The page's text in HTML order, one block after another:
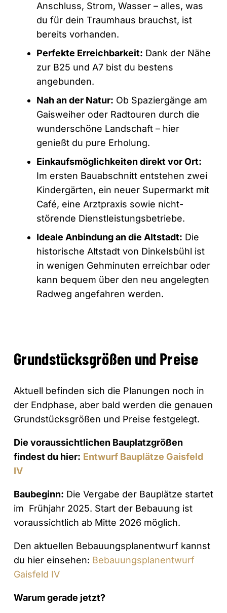
Anschluss, Strom, Wasser – alles, was
du für dein Traumhaus brauchst, ist
bereits vorhanden.
Perfekte Erreichbarkeit: Dank der Nähe
zur B25 und A7 bist du bestens
angebunden.
Nah an der Natur: Ob Spaziergänge am
Gaisweiher oder Radtouren durch die
wunderschöne Landschaft – hier
genießt du pure Erholung.
Einkaufsmöglichkeiten direkt vor Ort:
Im ersten Bauabschnitt entstehen zwei
Kindergärten, ein neuer Supermarkt mit
Café, eine Arztpraxis sowie nicht-
störende Dienstleistungsbetriebe.
Ideale Anbindung an die Altstadt: Die
historische Altstadt von Dinkelsbühl ist
in wenigen Gehminuten erreichbar oder
kann bequem über den neu angelegten
Radweg angefahren werden.
Grundstücksgrößen und Preise
Aktuell befinden sich die Planungen noch in
der Endphase, aber bald werden die genauen
Grundstücksgrößen und Preise festgelegt.
Die voraussichtlichen Bauplatzgrößen
findest du hier: Entwurf Bauplätze Gaisfeld
IV
Baubeginn: Die Vergabe der Bauplätze startet
im Frühjahr 2025. Start der Bebauung ist
voraussichtlich ab Mitte 2026 möglich.
Den aktuellen Bebauungsplanentwurf kannst
du hier einsehen: Bebauungsplanentwurf
Gaisfeld IV
Warum gerade jetzt?